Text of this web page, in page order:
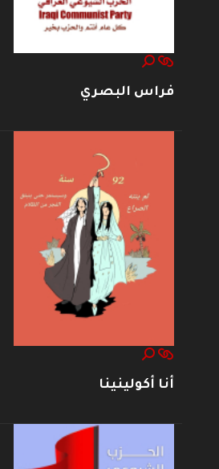
فراس البصري
أنا أكولينينا